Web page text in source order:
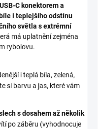
C konektorem a
i teplejšího odstínu
světla s extrémní
má uplatnění zejména
rybolovu.
i teplá bíla, zelená,
si barvu a jas, které vám
s dosahem až několik
po záběru (vyhodnocuje